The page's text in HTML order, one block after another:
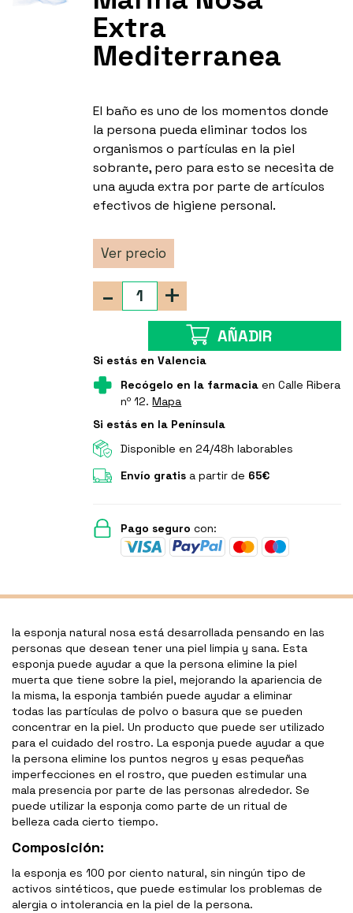
Extra
Mediterranea
El baño es uno de los momentos donde
la persona pueda eliminar todos los
organismos o partículas en la piel
sobrante, pero para esto se necesita de
una ayuda extra por parte de artículos
efectivos de higiene personal.
Ver precio
+
-
AÑADIR
Si estás en Valencia
Recógelo en la farmacia en Calle Ribera
nº 12.Mapa
Si estás en la Península
Disponible en 24/48h laborables
Envío gratis a partir de 65€
Pago seguro con:
la esponja natural nosa está desarrollada pensando en las
personas que desean tener una piel limpia y sana. Esta
esponja puede ayudar a que la persona elimine la piel
muerta que tiene sobre la piel, mejorando la apariencia de
la misma, la esponja también puede ayudar a eliminar
todas las partículas de polvo o basura que se pueden
concentrar en la piel. Un producto que puede ser utilizado
para el cuidado del rostro. La esponja puede ayudar a que
la persona elimine los puntos negros y esas pequeñas
imperfecciones en el rostro, que pueden estimular una
mala presencia por parte de las personas alrededor. Se
puede utilizar la esponja como parte de un ritual de
belleza cada cierto tiempo.
Composición:
la esponja es 100 por ciento natural, sin ningún tipo de
activos sintéticos, que puede estimular los problemas de
alergia o intolerancia en la piel de la persona.